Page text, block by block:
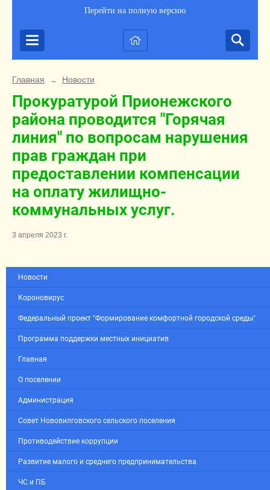
Перейти на полную версию
Главная → Новости
Прокуратурой Прионежского
района проводится "Горячая
линия" по вопросам нарушения
прав граждан при
предоставлении компенсации
на оплату жилищно-
коммунальных услуг.
3 апреля 2023 г.
Новости
Короновирус
Федеральный проект "Формирование комфортной городской среды"
Программа поддержки местных инициатив
Главная
О поселении
Администрация
Совет Нововилговского сельского поселения
Противодействие коррупции
Развитие малого и среднего предпринимательства
ЧС и ПБ